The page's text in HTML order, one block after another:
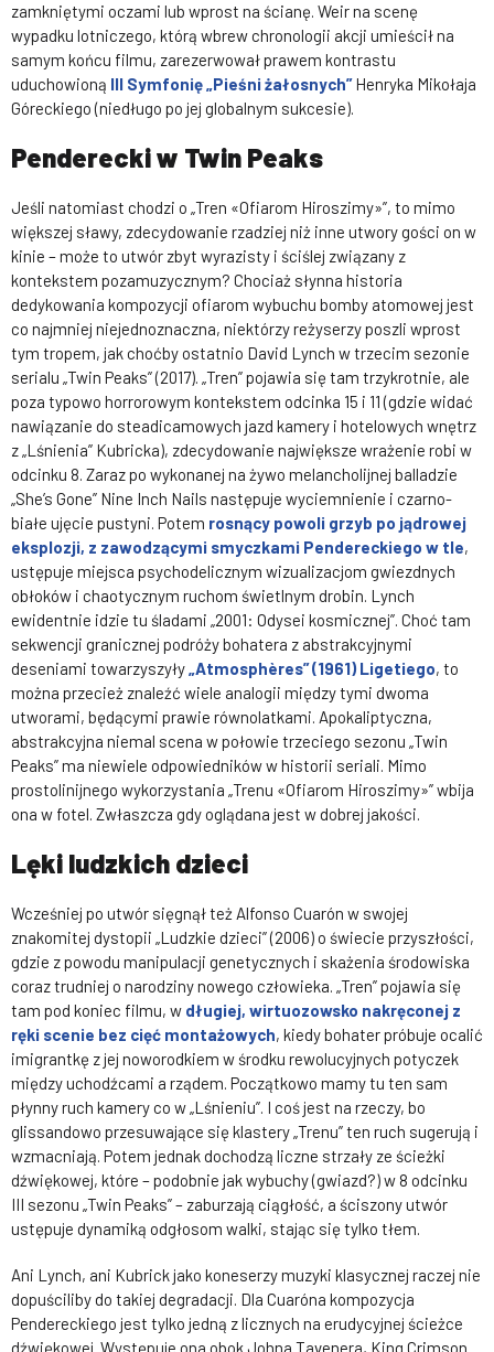
zamkniętymi oczami lub wprost na ścianę. Weir na scenę
wypadku lotniczego, którą wbrew chronologii akcji umieścił na
samym końcu filmu, zarezerwował prawem kontrastu
uduchowioną III Symfonię „Pieśni żałosnych”Henryka Mikołaja
Góreckiego (niedługo po jej globalnym sukcesie).
Penderecki w Twin Peaks
Jeśli natomiast chodzi o „Tren «Ofiarom Hiroszimy»”, to mimo
większej sławy, zdecydowanie rzadziej niż inne utwory gości on w
kinie – może to utwór zbyt wyrazisty i ściślej związany z
kontekstem pozamuzycznym? Chociaż słynna historia
dedykowania kompozycji ofiarom wybuchu bomby atomowej jest
co najmniej niejednoznaczna, niektórzy reżyserzy poszli wprost
tym tropem, jak choćby ostatnio David Lynch w trzecim sezonie
serialu „Twin Peaks” (2017). „Tren” pojawia się tam trzykrotnie, ale
poza typowo horrorowym kontekstem odcinka 15 i 11 (gdzie widać
nawiązanie do steadicamowych jazd kamery i hotelowych wnętrz
z „Lśnienia” Kubricka), zdecydowanie największe wrażenie robi w
odcinku 8. Zaraz po wykonanej na żywo melancholijnej balladzie
„She’s Gone” Nine Inch Nails następuje wyciemnienie i czarno-
białe ujęcie pustyni. Potem rosnący powoli grzyb po jądrowej
eksplozji, z zawodzącymi smyczkami Pendereckiego w tle,
ustępuje miejsca psychodelicznym wizualizacjom gwiezdnych
obłoków i chaotycznym ruchom świetlnym drobin. Lynch
ewidentnie idzie tu śladami „2001: Odysei kosmicznej”. Choć tam
sekwencji granicznej podróży bohatera z abstrakcyjnymi
deseniami towarzyszyły„Atmosphères” (1961) Ligetiego, to
można przecież znaleźć wiele analogii między tymi dwoma
utworami, będącymi prawie równolatkami. Apokaliptyczna,
abstrakcyjna niemal scena w połowie trzeciego sezonu „Twin
Peaks” ma niewiele odpowiedników w historii seriali. Mimo
prostolinijnego wykorzystania „Trenu «Ofiarom Hiroszimy»” wbija
ona w fotel. Zwłaszcza gdy oglądana jest w dobrej jakości.
Lęki ludzkich dzieci
Wcześniej po utwór sięgnął też Alfonso Cuarón w swojej
znakomitej dystopii „Ludzkie dzieci” (2006) o świecie przyszłości,
gdzie z powodu manipulacji genetycznych i skażenia środowiska
coraz trudniej o narodziny nowego człowieka. „Tren” pojawia się
tam pod koniec filmu, w długiej, wirtuozowsko nakręconej z
ręki scenie bez cięć montażowych, kiedy bohater próbuje ocalić
imigrantkę z jej noworodkiem w środku rewolucyjnych potyczek
między uchodźcami a rządem. Początkowo mamy tu ten sam
płynny ruch kamery co w „Lśnieniu”. I coś jest na rzeczy, bo
glissandowo przesuwające się klastery „Trenu” ten ruch sugerują i
wzmacniają. Potem jednak dochodzą liczne strzały ze ścieżki
dźwiękowej, które – podobnie jak wybuchy (gwiazd?) w 8 odcinku
III sezonu „Twin Peaks” – zaburzają ciągłość, a ściszony utwór
ustępuje dynamiką odgłosom walki, stając się tylko tłem.
Ani Lynch, ani Kubrick jako koneserzy muzyki klasycznej raczej nie
dopuściliby do takiej degradacji. Dla Cuaróna kompozycja
Pendereckiego jest tylko jedną z licznych na erudycyjnej ścieżce
dźwiękowej. Występuje ona obok Johna Tavenera, King Crimson